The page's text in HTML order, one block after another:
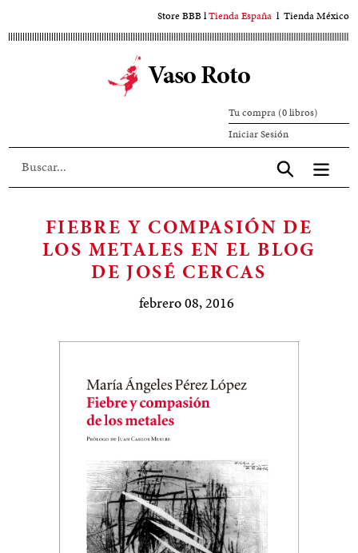
al
Store BBBlTienda España l Tienda México
Vaso Roto
Tu compra (0 libros)
Iniciar SesiónIniciar
sesión
Aceptar
FIEBRE Y COMPASIÓN DE
LOS METALES EN EL BLOG
DE JOSÉ CERCAS
febrero 08, 2016